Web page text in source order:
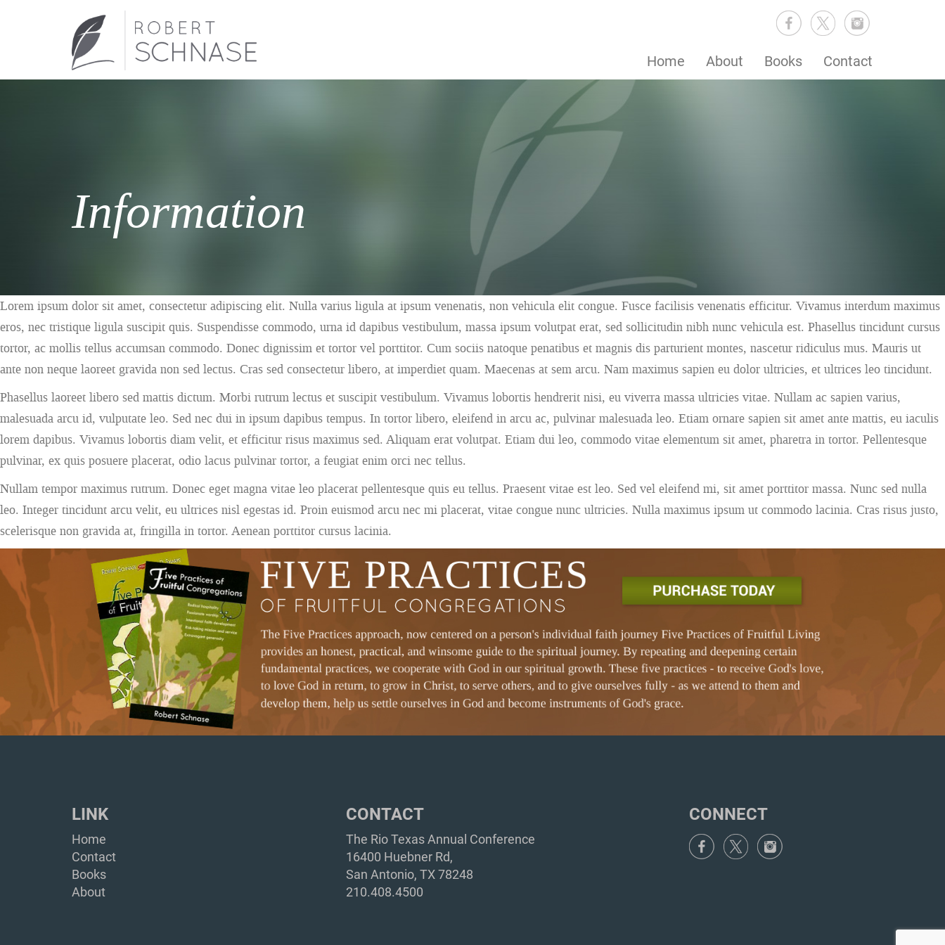
Home About Books Contact
Information
Lorem ipsum dolor sit amet, consectetur adipiscing elit. Nulla varius ligula at ipsum venenatis, non vehicula elit congue. Fusce facilisis venenatis efficitur. Vivamus interdum maximus
eros, nec tristique ligula suscipit quis. Suspendisse commodo, urna id dapibus vestibulum, massa ipsum volutpat erat, sed sollicitudin nibh nunc vehicula est. Phasellus tincidunt cursus
tortor, ac mollis tellus accumsan commodo. Donec dignissim et tortor vel porttitor. Cum sociis natoque penatibus et magnis dis parturient montes, nascetur ridiculus mus. Mauris ut
ante non neque laoreet gravida non sed lectus. Cras sed consectetur libero, at imperdiet quam. Maecenas at sem arcu. Nam maximus sapien eu dolor ultricies, et ultrices leo tincidunt.
Phasellus laoreet libero sed mattis dictum. Morbi rutrum lectus et suscipit vestibulum. Vivamus lobortis hendrerit nisi, eu viverra massa ultricies vitae. Nullam ac sapien varius,
malesuada arcu id, vulputate leo. Sed nec dui in ipsum dapibus tempus. In tortor libero, eleifend in arcu ac, pulvinar malesuada leo. Etiam ornare sapien sit amet ante mattis, eu iaculis
lorem dapibus. Vivamus lobortis diam velit, et efficitur risus maximus sed. Aliquam erat volutpat. Etiam dui leo, commodo vitae elementum sit amet, pharetra in tortor. Pellentesque
pulvinar, ex quis posuere placerat, odio lacus pulvinar tortor, a feugiat enim orci nec tellus.
Nullam tempor maximus rutrum. Donec eget magna vitae leo placerat pellentesque quis eu tellus. Praesent vitae est leo. Sed vel eleifend mi, sit amet porttitor massa. Nunc sed nulla
leo. Integer tincidunt arcu velit, eu ultrices nisl egestas id. Proin euismod arcu nec mi placerat, vitae congue nunc ultricies. Nulla maximus ipsum ut commodo lacinia. Cras risus justo,
scelerisque non gravida at, fringilla in tortor. Aenean porttitor cursus lacinia.
LINK
Home
Contact
Books
About
CONTACT
The Rio Texas Annual Conference
16400 Huebner Rd,
San Antonio, TX 78248
210.408.4500
CONNECT